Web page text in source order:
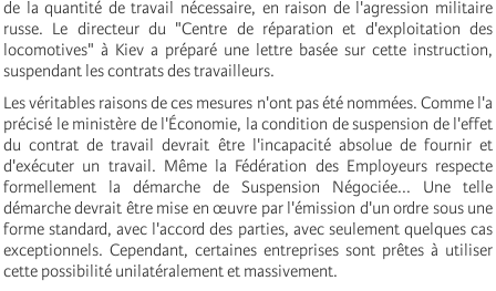
de la quantité de travail nécessaire, en raison de l'agression militaire
russe. Le directeur du "Centre de réparation et d'exploitation des
locomotives" à Kiev a préparé une lettre basée sur cette instruction,
suspendant les contrats des travailleurs.
Les véritables raisons de ces mesures n'ont pas été nommées. Comme l'a
précisé le ministère de l'Économie, la condition de suspension de l'effet
du contrat de travail devrait être l'incapacité absolue de fournir et
d'exécuter un travail. Même la Fédération des Employeurs respecte
formellement la démarche de Suspension Négociée... Une telle
démarche devrait être mise en œuvre par l'émission d'un ordre sous une
forme standard, avec l'accord des parties, avec seulement quelques cas
exceptionnels. Cependant, certaines entreprises sont prêtes à utiliser
cette possibilité unilatéralement et massivement.